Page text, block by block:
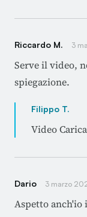
Riccardo M. 3
Serve il video,
spiegazione.
Filippo T.
Video
Dario 3 marzo
Aspetto anch'io